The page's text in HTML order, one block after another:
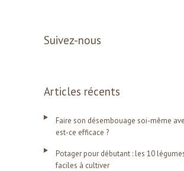
Suivez-nous
Articles récents
Faire son désembouage soi-même
est-ce efficace ?
Potager pour débutant : les 10
faciles à cultiver